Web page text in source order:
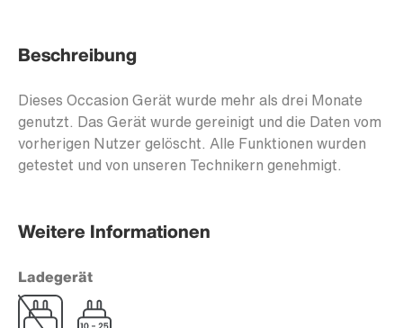
Beschreibung
Dieses Occasion Gerät wurde mehr als drei Monate
genutzt. Das Gerät wurde gereinigt und die Daten vom
vorherigen Nutzer gelöscht. Alle Funktionen wurden
getestet und von unseren Technikern genehmigt.
Weitere Informationen
Ladegerät